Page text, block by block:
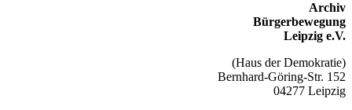
Archiv
Bürgerbewegung
Leipzig e.V.
(Haus der Demokratie)
Bernhard-Göring-Str. 152
04277 Leipzig